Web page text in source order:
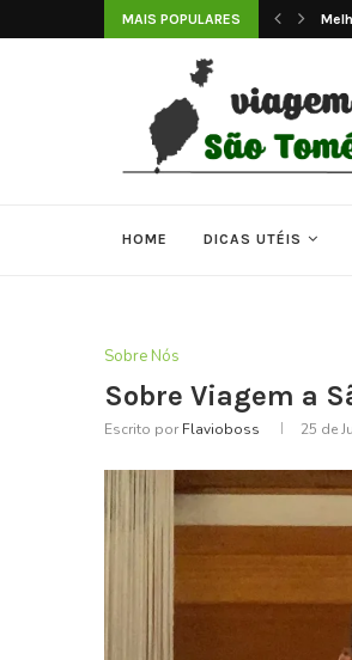
MAIS POPULARES
em São Tomé e... As
HOME DICAS UTÉIS
Sobre Nós
Sobre Viagem a
Escrito por Flavioboss 25 de